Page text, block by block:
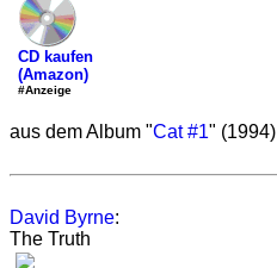
CD kaufen
(Amazon)
#Anzeige
aus dem Album "Cat #1" (1994)
David Byrne:
The Truth